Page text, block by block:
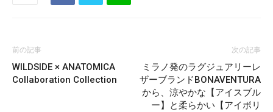
前の記事
WILDSIDE × ANATOMICA
Collaboration Collection
次の記事
ミラノ発のラグジュアリーレ
ザーブランドBONAVENTURA
から、涼やかな【アイスブル
ー】と柔らかい【アイボリ